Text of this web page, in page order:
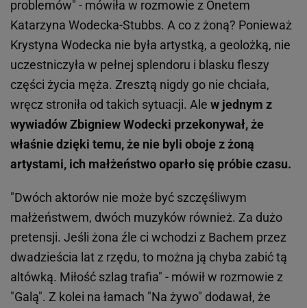
problemów" - mówiła w rozmowie z Onetem
Katarzyna Wodecka-Stubbs. A co z żoną? Ponieważ
Krystyna Wodecka nie była artystką, a geolożką, nie
uczestniczyła w pełnej splendoru i blasku fleszy
części życia męża. Zresztą nigdy go nie chciała,
wręcz stroniła od takich sytuacji. Ale w jednym z
wywiadów Zbigniew Wodecki przekonywał, że
właśnie dzięki temu, że nie byli oboje z żoną
artystami, ich małżeństwo oparło się próbie czasu.
"Dwóch aktorów nie może być szczęśliwym
małżeństwem, dwóch muzyków również. Za dużo
pretensji. Jeśli żona źle ci wchodzi z Bachem przez
dwadzieścia lat z rzędu, to można ją chyba zabić tą
altówką. Miłość szlag trafia" - mówił w rozmowie z
"Galą". Z kolei na łamach "Na żywo" dodawał, że